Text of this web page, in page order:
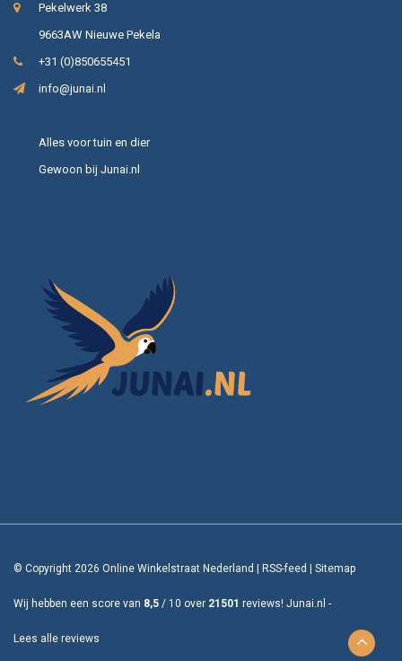
Pekelwerk 38
9663AW Nieuwe Pekela
+31 (0)850655451
info@junai.nl
Alles voor tuin en dier
Gewoon bij Junai.nl
© Copyright 2026 Online Winkelstraat Nederland RSS-feed Sitemap
Wij hebben een score van 8,5 / 10 over 21501 reviews! Junai.nl -
Lees alle reviews